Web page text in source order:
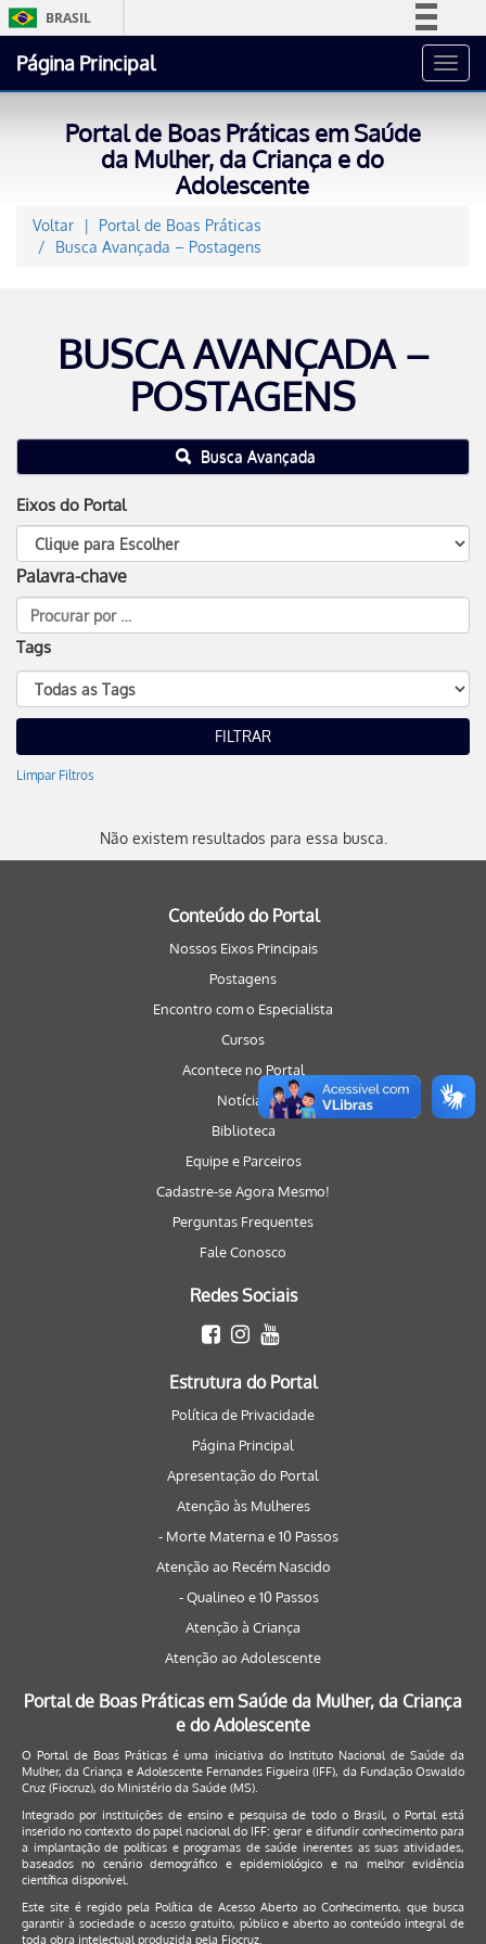
BRASIL
Acesso à informação
Página Principal
Portal de Boas Práticas em Saúde
da Mulher, da Criança e do
Adolescente
Voltar
Portal de Boas Práticas
Busca Avançada – Postagens
BUSCA AVANÇADA –
POSTAGENS
Busca Avançada
Eixos do Portal
Palavra-chave
Tags
Limpar Filtros
Não existem resultados para essa busca.
Conteúdo do Portal
Nossos Eixos Principais
Postagens
Encontro com o Especialista
Cursos
Acontece no Portal
Notícias
Biblioteca
Equipe e Parceiros
Cadastre-se Agora Mesmo!
Perguntas Frequentes
Fale Conosco
Redes Sociais
Estrutura do Portal
Política de Privacidade
Página Principal
Apresentação do Portal
Atenção às Mulheres
- Morte Materna e 10 Passos
Atenção ao Recém Nascido
- Qualineo e 10 Passos
Atenção à Criança
Atenção ao Adolescente
Portal de Boas Práticas em Saúde da Mulher, da Criança
e do Adolescente
O Portal de Boas Práticas é uma iniciativa do Instituto Nacional de Saúde da
Mulher, da Criança e Adolescente Fernandes Figueira (IFF), da Fundação Oswaldo
Cruz (Fiocruz), do Ministério da Saúde (MS).
Integrado por instituições de ensino e pesquisa de todo o Brasil, o Portal está
inserido no contexto do papel nacional do IFF: gerar e difundir conhecimento para
a implantação de políticas e programas de saúde inerentes as suas atividades,
baseados no cenário demográfico e epidemiológico e na melhor evidência
científica disponível.
Este site é regido pela Política de Acesso Aberto ao Conhecimento, que busca
garantir à sociedade o acesso gratuito, público e aberto ao conteúdo integral de
toda obra intelectual produzida pela Fiocruz.